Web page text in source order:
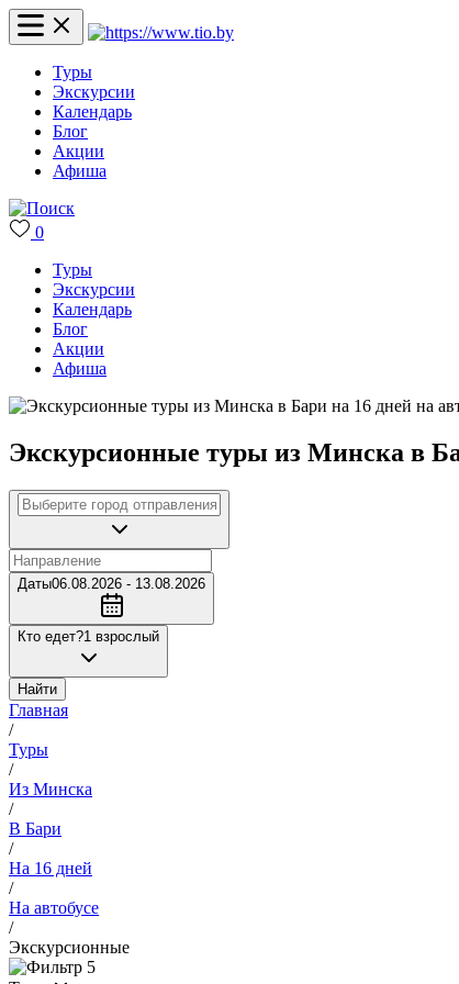
Туры
Экскурсии
Календарь
Блог
Акции
Афиша
0
Туры
Экскурсии
Календарь
Блог
Акции
Афиша
Экскурсионные туры из Минска в
Даты06.08.2026 - 13.08.2026
Кто едет?1 взрослый
Найти
Главная
/
Туры
/
Из Минска
/
В Бари
/
На 16 дней
/
На автобусе
/
Экскурсионные
5